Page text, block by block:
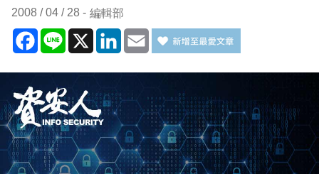
2008 / 04 / 28 編輯部
Facebook
Line X LinkedIn
Email